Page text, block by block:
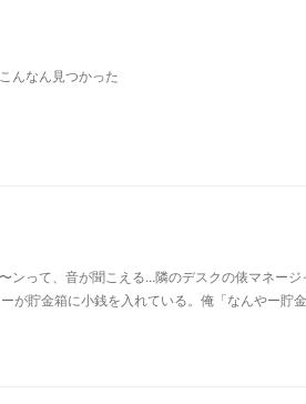
んなん見つかった
って、音が聞こえる...隣のデスクの俵マネー
が貯金箱に小銭を入れている。俺「なんやー貯